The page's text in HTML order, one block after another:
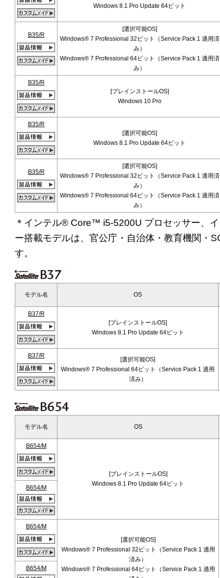
Windows 8.1 Pro Update 64ビット
B35/R
[選択可能OS]
Windows® 7 Professional 32ビット（Service Pack 1 適用済
み）
Windows® 7 Professional 64ビット（Service Pack 1 適用済
み）
B35/R
[プレインストールOS]
Windows 10 Pro
B35/R
[選択可能OS]
Windows 8.1 Pro Update 64ビット
B35/R
[選択可能OS]
Windows® 7 Professional 32ビット（Service Pack 1 適用済
み）
Windows® 7 Professional 64ビット（Service Pack 1 適用済
み）
＊インテル® Core™ i5-5200U プロセッサー、
ー搭載モデルは、官公庁・自治体・教育機関・
す。
モデル名 OS
B37/R
[プレインストールOS]
Windows 8.1 Pro Update 64ビット
B37/R
[選択可能OS]
Windows® 7 Professional 64ビット（Service Pack 1 適用
済み）
モデル名 OS
B654/M
[プレインストールOS]
Windows 8.1 Pro Update 64ビット
B654/M
B654/M
[選択可能OS]
Windows® 7 Professional 32ビット（Service Pack 1 適用
済み）
Windows® 7 Professional 64ビット（Service Pack 1 適用
B654/M